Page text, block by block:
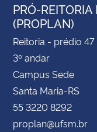
PRÓ-
(PROPLAN)
Reitoria - prédio 47
3º andar
Campus Sede
Santa Maria-RS
55 3220 8292
proplan@ufsm.br